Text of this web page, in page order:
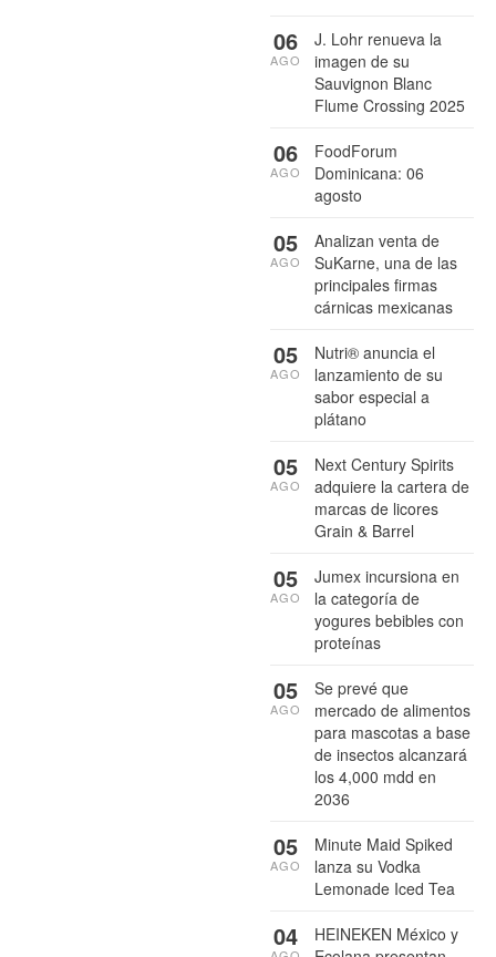
J. Lohr renueva la
imagen de su
Sauvignon Blanc
Flume Crossing 2025
06
AGO
FoodForum
Dominicana: 06
agosto
06
AGO
Analizan venta de
SuKarne, una de las
principales firmas
cárnicas mexicanas
05
AGO
Nutri® anuncia el
lanzamiento de su
sabor especial a
plátano
05
AGO
Next Century Spirits
adquiere la cartera de
marcas de licores
Grain & Barrel
05
AGO
Jumex incursiona en
la categoría de
yogures bebibles con
proteínas
05
AGO
Se prevé que
mercado de alimentos
para mascotas a base
de insectos alcanzará
los 4,000 mdd en
2036
05
AGO
Minute Maid Spiked
lanza su Vodka
Lemonade Iced Tea
05
AGO
HEINEKEN México y
04